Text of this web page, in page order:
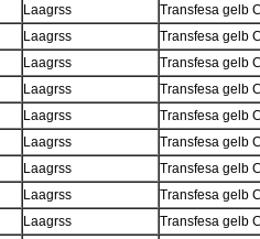
Laagrss Transfesa gelb
Laagrss Transfesa gelb
Laagrss Transfesa gelb
Laagrss Transfesa gelb
Laagrss Transfesa gelb
Laagrss Transfesa gelb
Laagrss Transfesa gelb
Laagrss Transfesa gelb
Laagrss Transfesa gelb